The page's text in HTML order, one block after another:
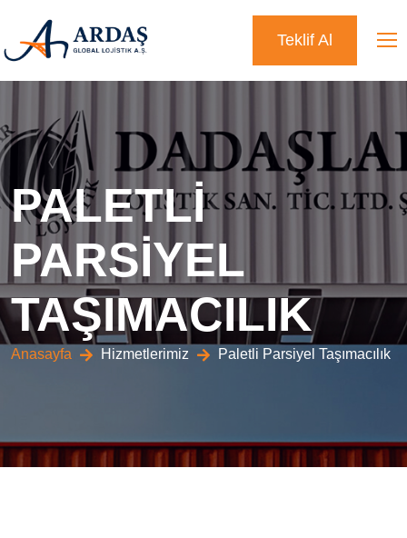
Teklif Al
PALETLİ
PARSİYEL
TAŞIMACILIK
Anasayfa Hizmetlerimiz Paletli Parsiyel Taşımacılık